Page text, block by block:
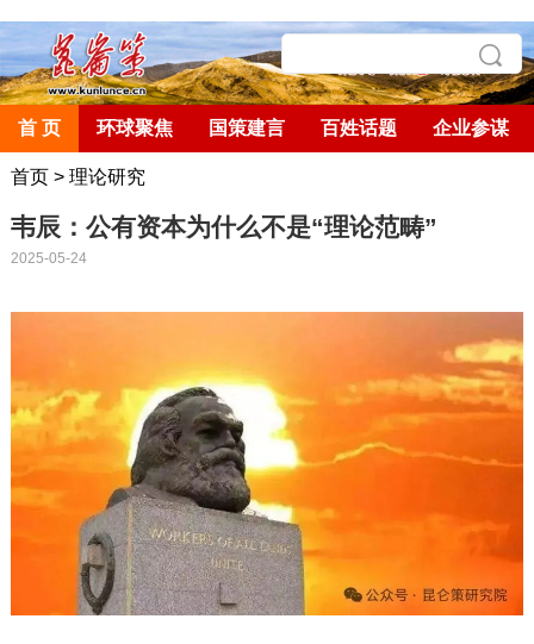
首 页 环球聚焦 国策建言 百姓话题 企业参谋
首页> 理论研究
韦辰：公有资本为什么不是“理论范畴”
2025-05-24